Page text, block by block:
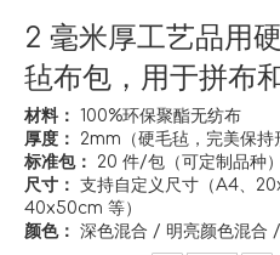
2 毫米厚工艺品用
毡布包，用于拼布
材料： 100%环保聚酯无纺布
厚度：
2mm（硬毛毡，完美保持
标准包：
20 件/包（可定制品种）
尺寸： 支持自定义尺寸（A4、
40x50cm 等）
颜色： 深色混合 / 明亮颜色混合